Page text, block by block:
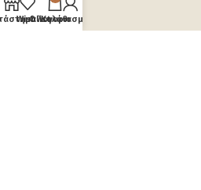
WishlistΚαλάθι
Ο λογαριασμός μου